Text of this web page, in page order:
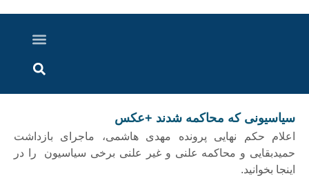
سیاسیونی که محاکمه شدند +عکس
اعلام حکم نهایی پرونده مهدی هاشمی، ماجرای بازداشت
حمیدبقایی و محاکمه علنی و غیر علنی برخی سیاسیون را در
اینجا بخوانید.